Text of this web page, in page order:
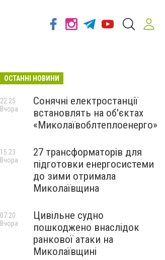
ОСТАННІ НОВИНИ
Сонячні електростанції
встановлять на об'єктах
«Миколаївоблтеплоенерго»
22:25
Вчора
27 трансформаторів для
підготовки енергосистеми
до зими отримала
Миколаївщина
15:23
Вчора
Цивільне судно
пошкоджено внаслідок
ранкової атаки на
Миколаївщині
07:20
Вчора